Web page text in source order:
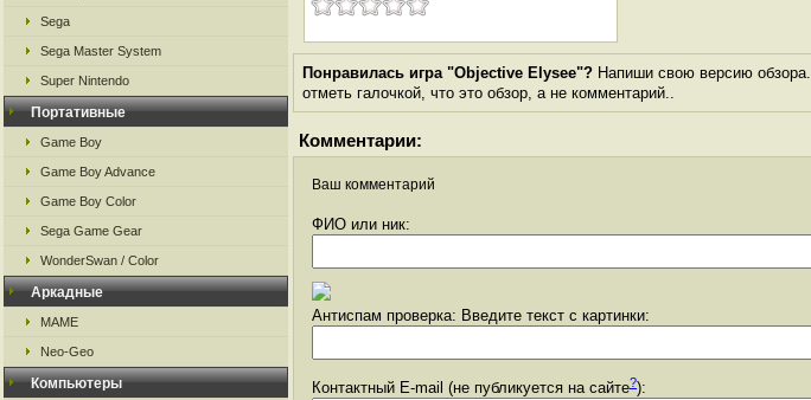
Sega
Sega Master System
Super Nintendo
Портативные
Game Boy
Game Boy Advance
Game Boy Color
Sega Game Gear
WonderSwan / Color
Аркадные
MAME
Neo-Geo
Компьютеры
Понравилась игра "Objective Elysee"? Напиши свою версию
отметь галочкой, что это обзор, а не комментарий..
Комментарии:
Ваш комментарий
ФИО или ник:
Антиспам проверка: Введите текст с картинки:
Контактный E-mail (не публикуется на сайте?):